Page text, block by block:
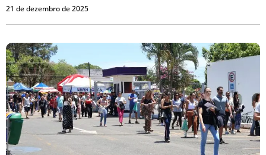
21 de dezembro de 2025